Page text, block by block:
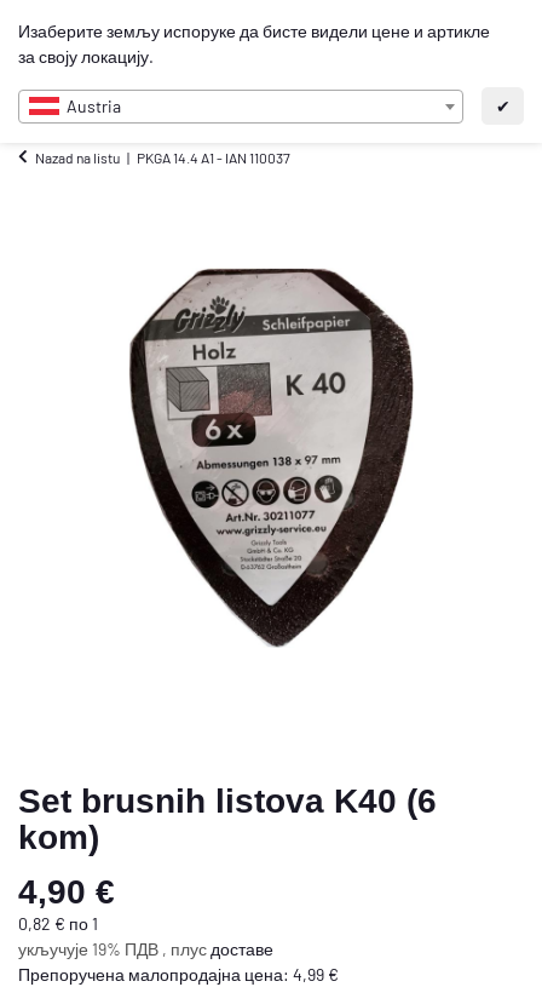
Изаберите земљу испоруке да бисте видели цене и артикле
за своју локацију.
Austria ✔
SR
Nazad na listu PKGA 14.4 A1 - IAN 110037
Set brusnih listova K40 (6
kom)
4,90 €
0,82 € по 1
укључује 19% ПДВ , плус доставе
Препоручена малопродајна цена: 4,99 €